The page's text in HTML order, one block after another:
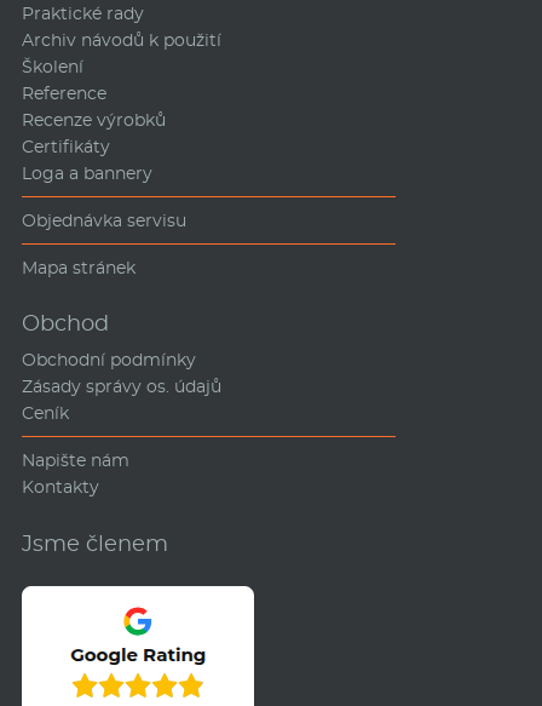
Praktické rady
Archiv návodů k použití
Školení
Reference
Recenze výrobků
Certifikáty
Loga a bannery
Objednávka servisu
Mapa stránek
Obchod
Obchodní podmínky
Zásady správy os. údajů
Ceník
Napište nám
Kontakty
Jsme členem